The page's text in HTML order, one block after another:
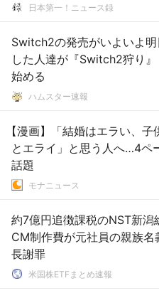
日本第一！ニュース録
Switch2の発売がいよいよ
した人達が『Switch2狩り
始める
ハムスター速報
【漫画】「結婚はエラい、子
とエライ」と思う人へ…4ペ
話題
モナニュース
約7億円追徴課税のNST新潟
CM制作費が元社員の親族
長謝罪
米国株ETFまとめ速報